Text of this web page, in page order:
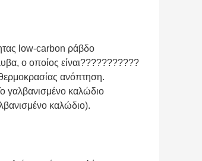
low-carbon ράβδο
ο οποίος είναι???????????
ανόπτηση.
γαλβανισμένο καλώδιο
καλώδιο).